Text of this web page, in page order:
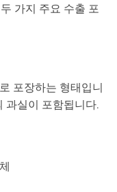
가지 주요 수출 포
포장하는 형태입니
과실이 포함됩니다.